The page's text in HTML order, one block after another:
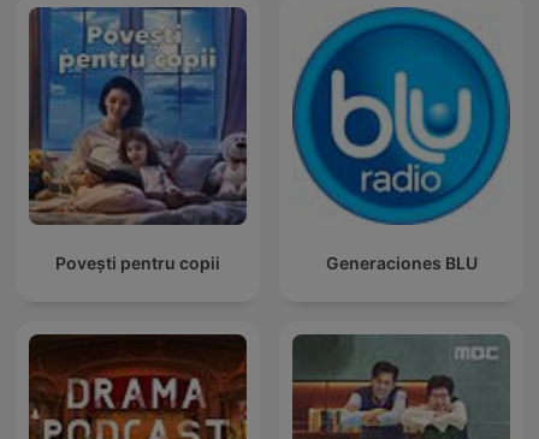
Povești pentru copii Generaciones BLU